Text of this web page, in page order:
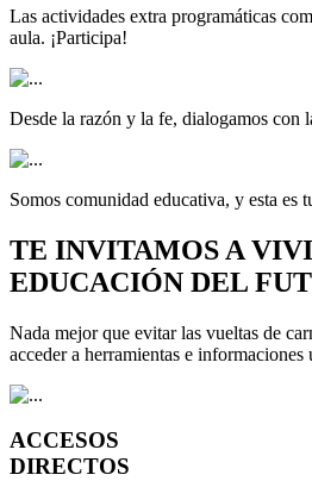
Las actividades extra programáticas
aula. ¡Participa!
Desde la razón y la fe, dialogamos con
Somos comunidad educativa, y esta es
TE INVITAMOS A
EDUCACIÓN DEL
Nada mejor que evitar las vueltas de
acceder a herramientas e informaciones
ACCESOS
DIRECTOS